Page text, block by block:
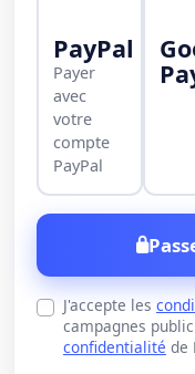
PayPal
Payer
avec
votre
compte
PayPal
J'accepte les
campagnes
confidentialité de